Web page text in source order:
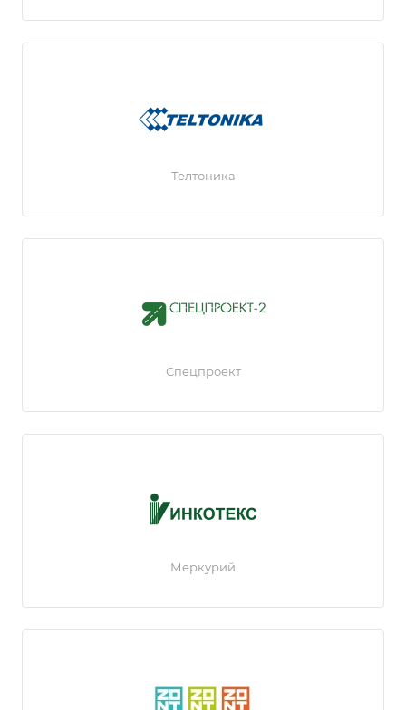
Телтоника
Спецпроект
Меркурий